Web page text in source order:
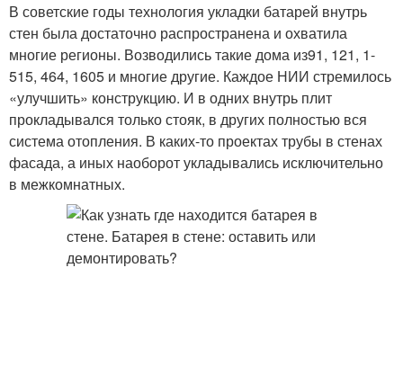
В советские годы технология укладки батарей внутрь
стен была достаточно распространена и охватила
многие регионы. Возводились такие дома из91, 121, 1-
515, 464, 1605 и многие другие. Каждое НИИ стремилось
«улучшить» конструкцию. И в одних внутрь плит
прокладывался только стояк, в других полностью вся
система отопления. В каких-то проектах трубы в стенах
фасада, а иных наоборот укладывались исключительно
в межкомнатных.